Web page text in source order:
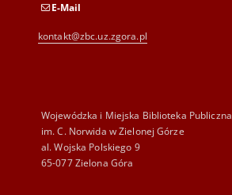
E-Mail
kontakt@zbc.uz.zgora.pl
Wojewódzka i Miejska Biblioteka Publiczna
im. C. Norwida w Zielonej Górze
al. Wojska Polskiego 9
65-077 Zielona Góra